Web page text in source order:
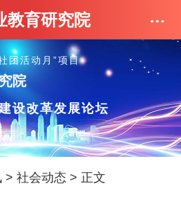
教育研究院
团活动月”项目
院
设改革发展论坛
> 社会动态 > 正文